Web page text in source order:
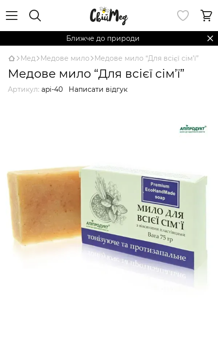
Ближче до природи
Мед Медове мило Медове мило “Для всієї сім’ї”
Медове мило “Для всієї сім’ї”
Артикул: api-40 Написати відгук